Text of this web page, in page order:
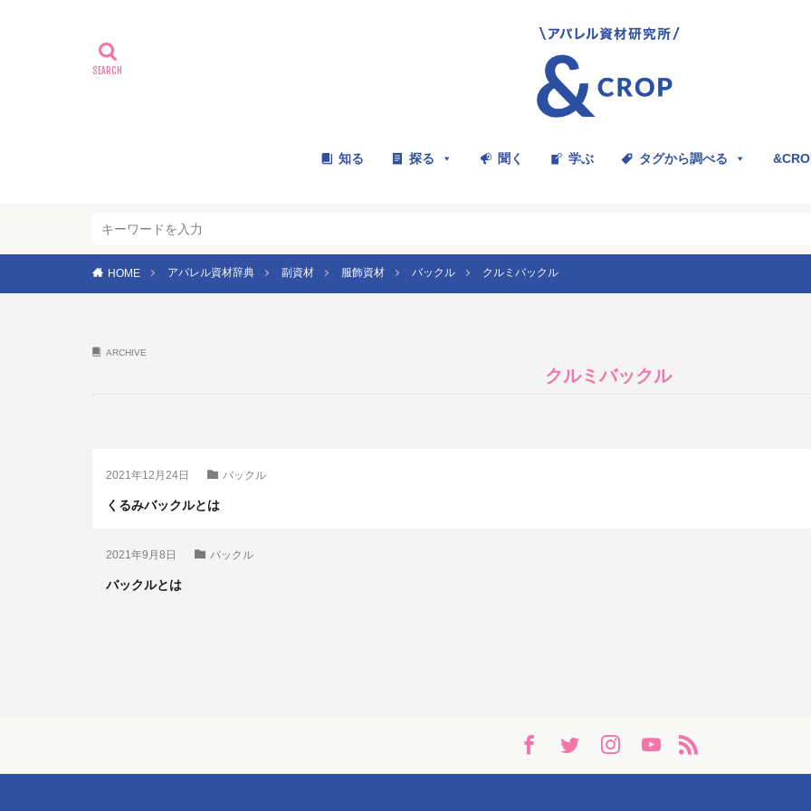
知る 探る 聞く 学ぶ タグから調べる
HOME アパレル資材辞典 副資材 服飾資材 バックル クルミバックル
ARCHIVE
クルミバックル
2021年12月24日 バックル
くるみバックルとは
2021年9月8日 バックル
バックルとは